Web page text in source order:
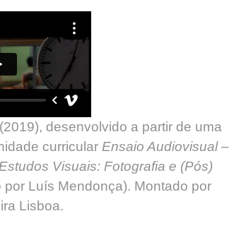
desenvolvido a partir de uma
curricular Ensaio Audiovisual –
Visuais: Fotografia e (Pós)
Luís Mendonça). Montado por
Lisboa.